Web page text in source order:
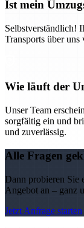
Ist mein
Selbstverständlich!
Transports über uns
Wie läuft der
Unser Team
sorgfältig ein und
und zuverlässig.
Alle Fragen
Dann probieren Sie
Angebot an – ganz
Jetzt Anfrage starten